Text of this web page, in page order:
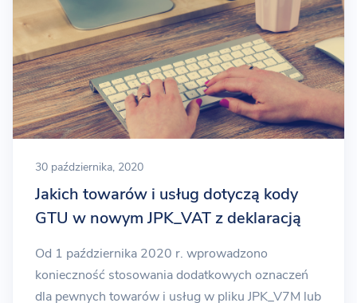
30 października, 2020
Jakich towarów i usług dotyczą kody
GTU w nowym JPK_VAT z deklaracją
Od 1 października 2020 r. wprowadzono
konieczność stosowania dodatkowych oznaczeń
dla pewnych towarów i usług w pliku JPK_V7M lub